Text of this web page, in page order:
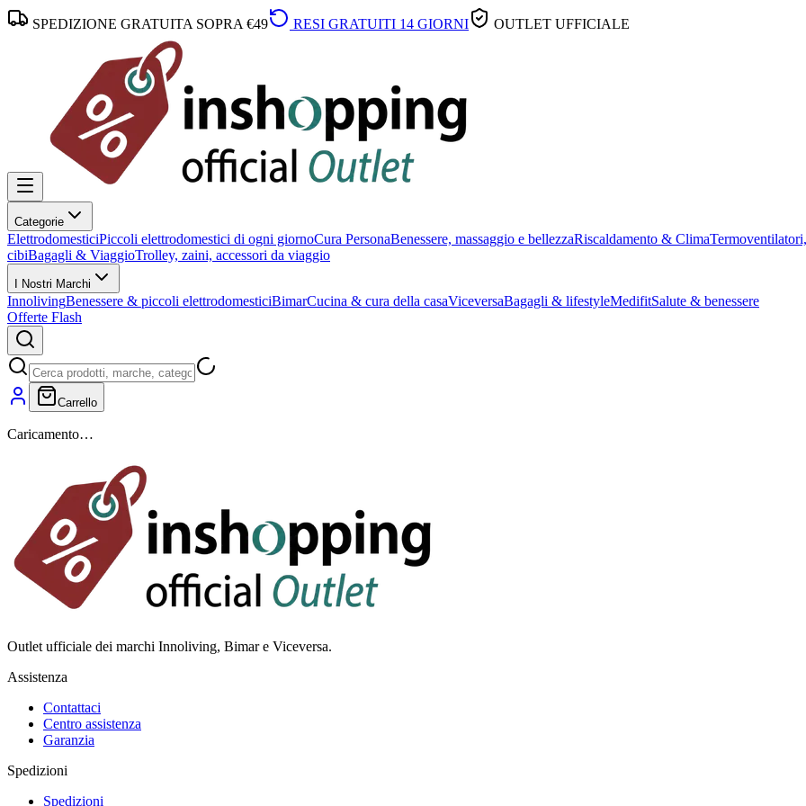
SPEDIZIONE GRATUITA SOPRA €49 RESI GRATUITI 14 GIORNI OUTLET UFFICIALE
Categorie
ElettrodomesticiPiccoli elettrodomestici di ogni giornoCura PersonaBenessere, massaggio e bellezzaRiscaldamento & Clima
cibiBagagli & ViaggioTrolley, zaini, accessori da viaggio
I Nostri Marchi
InnolivingBenessere & piccoli elettrodomesticiBimarCucina & cura della casaViceversaBagagli & lifestyleMedifitSalute & benessere
Offerte Flash
Carrello
Caricamento…
Outlet ufficiale dei marchi Innoliving, Bimar e Viceversa.
Assistenza
Contattaci
Centro assistenza
Garanzia
Spedizioni
Spedizioni